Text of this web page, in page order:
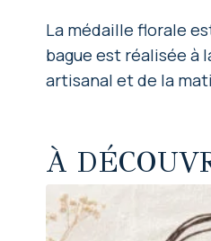
La médaille florale
bague est réalisée à
artisanal et de la